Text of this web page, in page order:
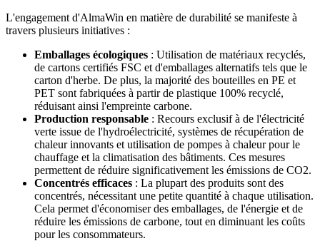
L'engagement d'AlmaWin en matière de durabilité se manifeste à
travers plusieurs initiatives :
Emballages écologiques : Utilisation de matériaux recyclés,
de cartons certifiés FSC et d'emballages alternatifs tels que le
carton d'herbe. De plus, la majorité des bouteilles en PE et
PET sont fabriquées à partir de plastique 100% recyclé,
réduisant ainsi l'empreinte carbone.
Production responsable : Recours exclusif à de l'électricité
verte issue de l'hydroélectricité, systèmes de récupération de
chaleur innovants et utilisation de pompes à chaleur pour le
chauffage et la climatisation des bâtiments. Ces mesures
permettent de réduire significativement les émissions de CO2.
Concentrés efficaces : La plupart des produits sont des
concentrés, nécessitant une petite quantité à chaque utilisation.
Cela permet d'économiser des emballages, de l'énergie et de
réduire les émissions de carbone, tout en diminuant les coûts
pour les consommateurs.